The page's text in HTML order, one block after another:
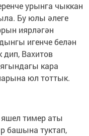
урынга чыккан
Бу юлы әлеге
иярләгән
игенче белән
Вахитов
кара
юл тоттык.
яшел тимер аты
башына туктап,